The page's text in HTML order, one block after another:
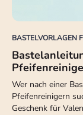
BASTELVORLAGEN
Wer nach einer
Pfeifenreinigern
Geschenk für